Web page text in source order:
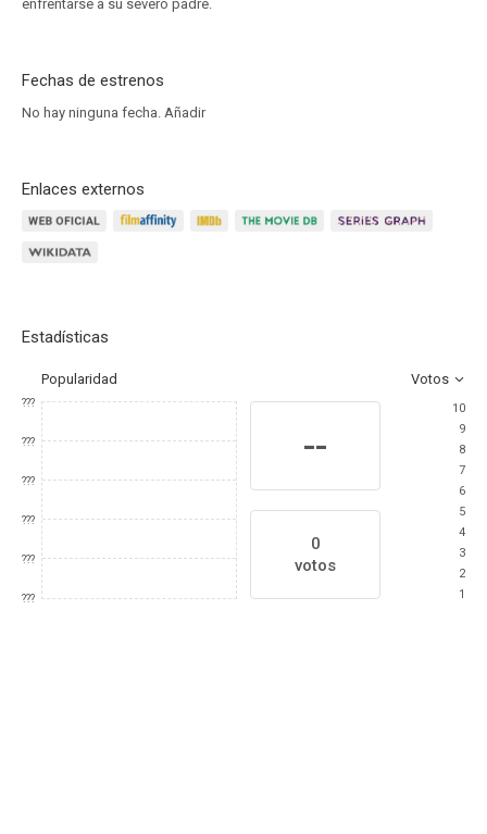
enfrentarse a su severo padre.
Fechas de estrenos
No hay ninguna fecha. Añadir
Enlaces externos
Estadísticas
Popularidad Votos
???
???
???
???
???
???
--
0
votos
10
9
8
7
6
5
4
3
2
1